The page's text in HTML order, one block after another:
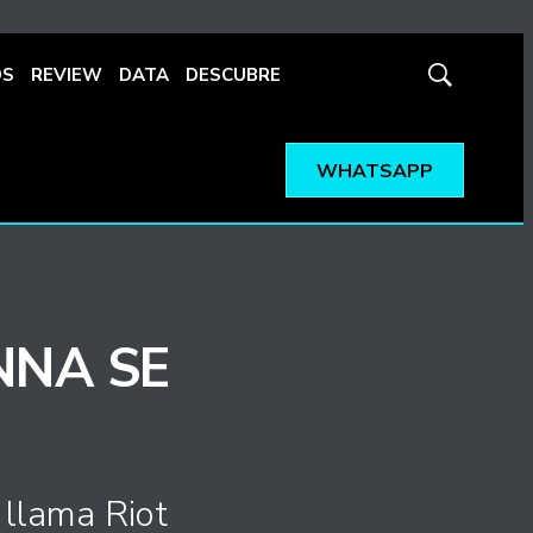
REVIEW DATA DESCUBRE
Mostrar
WHATSAPP
SE
llama Riot